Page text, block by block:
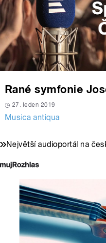
Rané symfonie
27. leden 2019
Musica antiqua
Největší audioportál na